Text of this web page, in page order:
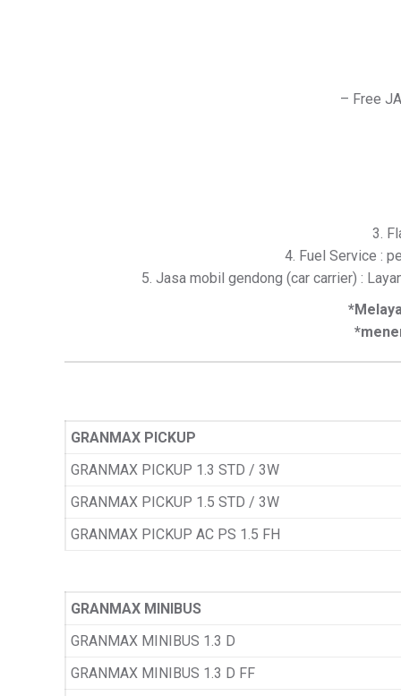
– Free
3.
4. Fuel Service :
5. Jasa mobil gendong (car carrier) :
GRANMAX PICKUP
GRANMAX PICKUP 1.3 STD / 3W
GRANMAX PICKUP 1.5 STD / 3W
GRANMAX PICKUP AC PS 1.5 FH
GRANMAX MINIBUS
GRANMAX MINIBUS 1.3 D
GRANMAX MINIBUS 1.3 D FF